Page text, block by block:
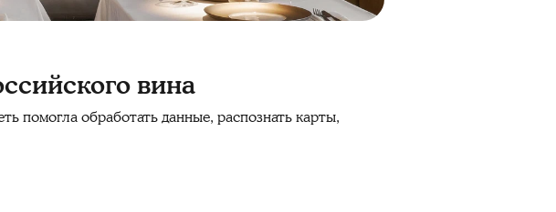
вина
помогла обработать данные, распознать карты,